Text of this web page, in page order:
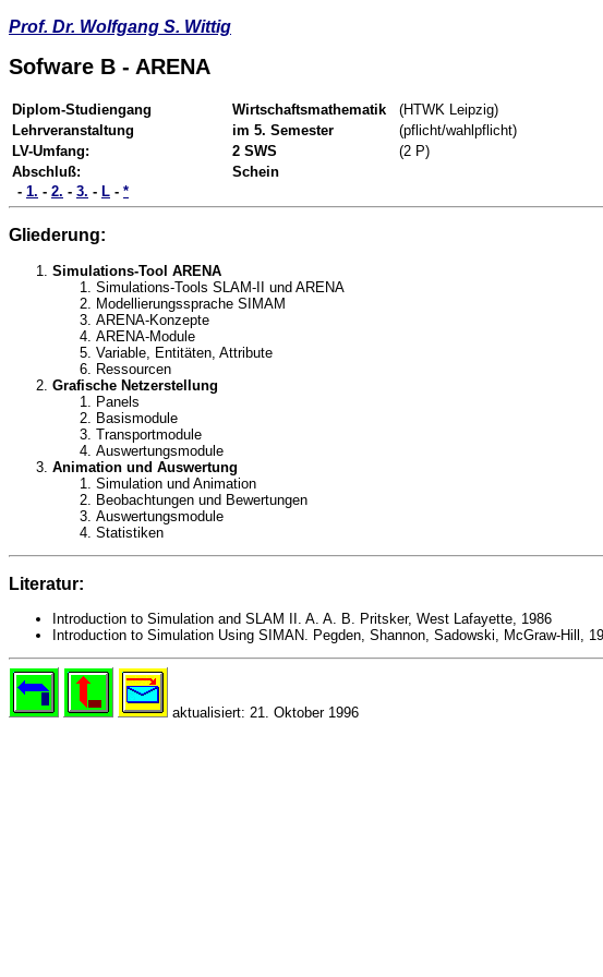
Prof. Dr. Wolfgang S. Wittig
Sofware B - ARENA
Diplom-Studiengang Wirtschaftsmathematik
(HTWK Leipzig)
Lehrveranstaltung
im 5. Semester
(pflicht/wahlpflicht)
LV-Umfang:
2 SWS
(2 P)
Abschluß:
Schein
- 1. - 2. - 3. - L - *
Gliederung:
Simulations-Tool ARENA
Simulations-Tools SLAM-II und ARENA
Modellierungssprache SIMAM
ARENA-Konzepte
ARENA-Module
Variable, Entitäten, Attribute
Ressourcen
Grafische Netzerstellung
Panels
Basismodule
Transportmodule
Auswertungsmodule
Animation und Auswertung
Simulation und Animation
Beobachtungen und Bewertungen
Auswertungsmodule
Statistiken
Literatur:
Introduction to Simulation and SLAM II. A. A. B. Pritsker, West Lafayette, 1986
Introduction to Simulation Using SIMAN. Pegden, Shannon, Sadowski, McGraw-Hill,
aktualisiert: 21. Oktober 1996